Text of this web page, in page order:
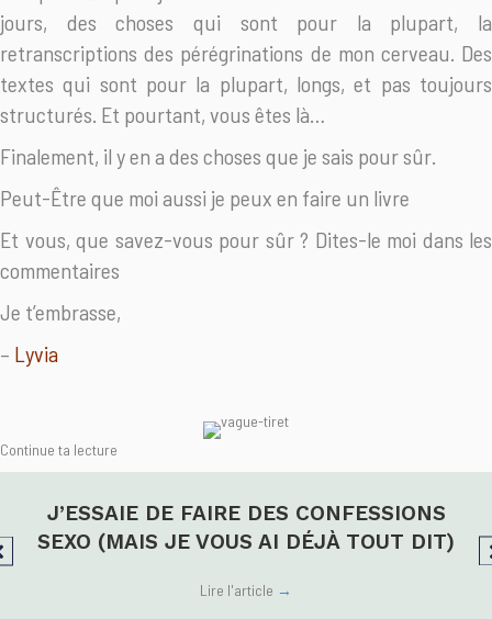
jours, des choses qui sont pour la plupart, la
retranscriptions des pérégrinations de mon cerveau. Des
textes qui sont pour la plupart, longs, et pas toujours
structurés. Et pourtant, vous êtes là…
Finalement, il y en a des choses que je sais pour sûr.
Peut-Être que moi aussi je peux en faire un livre
Et vous, que savez-vous pour sûr ? Dites-le moi dans les
commentaires
Je t’embrasse,
– Lyvia
Continue ta lecture
J’ESSAIE DE FAIRE DES CONFESSIONS
SEXO (MAIS JE VOUS AI DÉJÀ TOUT DIT)
Lire l'article →